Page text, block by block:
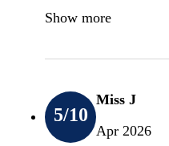
Show more
5/10
Miss J
Apr 2026